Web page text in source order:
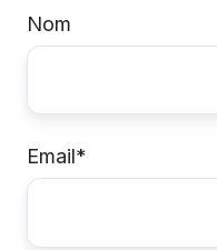
Nom
Email*